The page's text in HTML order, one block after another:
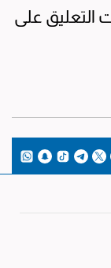
التعليق على